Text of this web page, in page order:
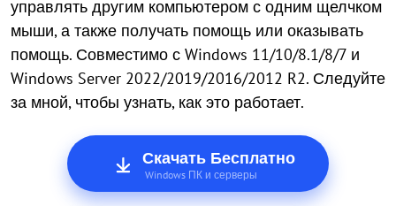
управлять другим компьютером с одним щелчком
мыши, а также получать помощь или оказывать
помощь. Совместимо с Windows 11/10/8.1/8/7 и
Windows Server 2022/2019/2016/2012 R2. Следуйте
за мной, чтобы узнать, как это работает.
Скачать Бесплатно
Windows ПК и серверы